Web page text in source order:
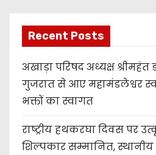
Recent Posts
अखाड़ा परिषद अध्यक्ष श्रीमहंत
गुजरात से आए महामंडलेश्वर
भक्तों का स्वागत
राष्ट्रीय हथकरघा दिवस पर
शिल्पकार सम्मानित,